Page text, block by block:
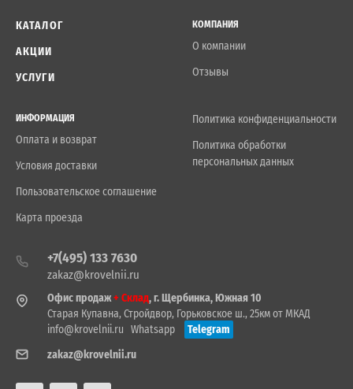
КАТАЛОГ
АКЦИИ
УСЛУГИ
КОМПАНИЯ
О компании
Отзывы
ИНФОРМАЦИЯ
Оплата и возврат
Условия доставки
Пользовательское соглашение
Карта проезда
Политика конфиденциальности
Политика обработки
персональных данных
+7(495) 133 7630
zakaz@krovelnii.ru
Офис продаж+ Склад, г. Щербинка, Южная 10
Старая Купавна, Стройдвор, Горьковское ш., 25км от МКАД
info@krovelnii.ru Whatsapp
Telegram
zakaz@krovelnii.ru